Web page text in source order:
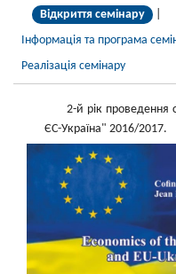
Відкриття семінару
Інформація та програма
Реалізація семінару
2-й рік проведення
ЄС-Україна" 2016/2017.